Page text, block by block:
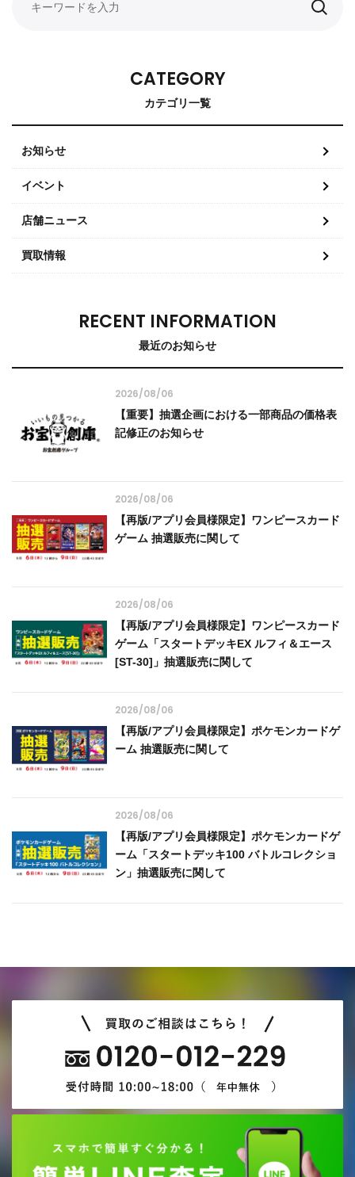
CATEGORY
カテゴリ一覧
お知らせ
イベント
店舗ニュース
買取情報
RECENT INFORMATION
最近のお知らせ
2026/08/06
【重要】抽選企画における一部商品の価格表
記修正のお知らせ
2026/08/06
【再版/アプリ会員様限定】ワンピースカード
ゲーム 抽選販売に関して
2026/08/06
【再版/アプリ会員様限定】ワンピースカード
ゲーム「スタートデッキEX ルフィ＆エース
[ST-30]」抽選販売に関して
2026/08/06
【再版/アプリ会員様限定】ポケモンカードゲ
ーム 抽選販売に関して
2026/08/06
【再版/アプリ会員様限定】ポケモンカードゲ
ーム「スタートデッキ100 バトルコレクショ
ン」抽選販売に関して